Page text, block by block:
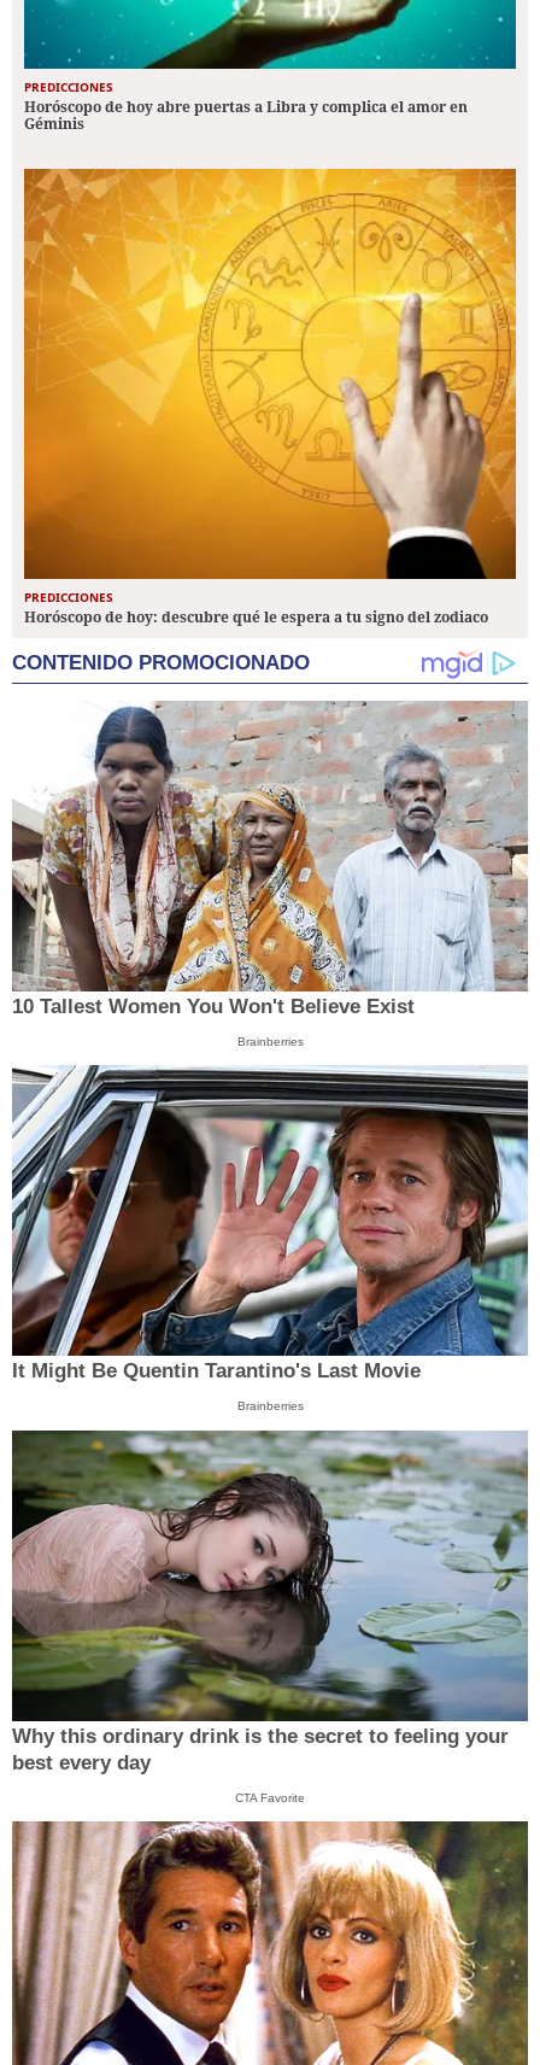
PREDICCIONES
Horóscopo de hoy abre puertas a Libra y complica el amor en
Géminis
PREDICCIONES
Horóscopo de hoy: descubre qué le espera a tu signo del zodiaco
CONTENIDO PROMOCIONADO
10 Tallest Women You Won't Believe Exist
Brainberries
It Might Be Quentin Tarantino's Last Movie
Brainberries
Why this ordinary drink is the secret to feeling your
best every day
CTA Favorite